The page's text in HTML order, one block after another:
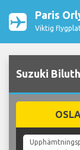
Paris
Viktig
Suzuki